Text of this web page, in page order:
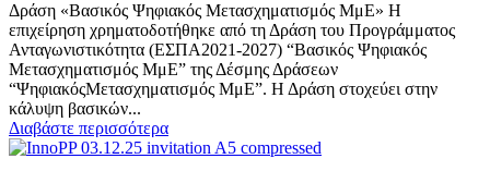
Δράση «Βασικός Ψηφιακός Μετασχηματισμός ΜμΕ» Η
επιχείρηση χρηματοδοτήθηκε από τη Δράση του Προγράμματος
Ανταγωνιστικότητα (ΕΣΠΑ2021-2027) “Βασικός Ψηφιακός
Μετασχηματισμός ΜμΕ” της Δέσμης Δράσεων
“ΨηφιακόςΜετασχηματισμός ΜμΕ”. Η Δράση στοχεύει στην
κάλυψη βασικών...
Διαβάστε περισσότερα